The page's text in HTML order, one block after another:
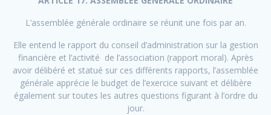
L’assemblée générale ordinaire se réunit une fois par an.
Elle entend le rapport du conseil d’administration sur la gestion
financière et l’activité de l’association (rapport moral). Après
avoir délibéré et statué sur ces différents rapports, l’assemblée
générale apprécie le budget de l’exercice suivant et délibère
également sur toutes les autres questions figurant à l’ordre du
jour.